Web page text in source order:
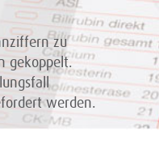
zu
gekoppelt.
werden.